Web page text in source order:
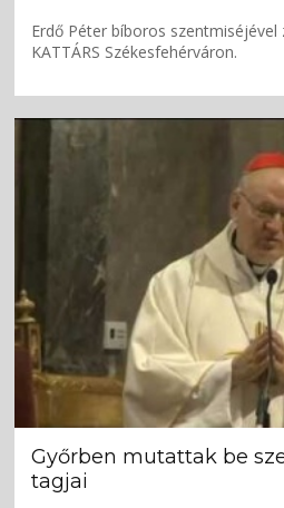
Erdő Péter bíboros
KATTÁRS Székesfehérváron.
Győrben mutattak be
tagjai